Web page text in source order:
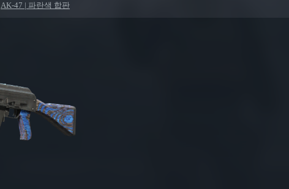
AK-47 | 파란색 합판